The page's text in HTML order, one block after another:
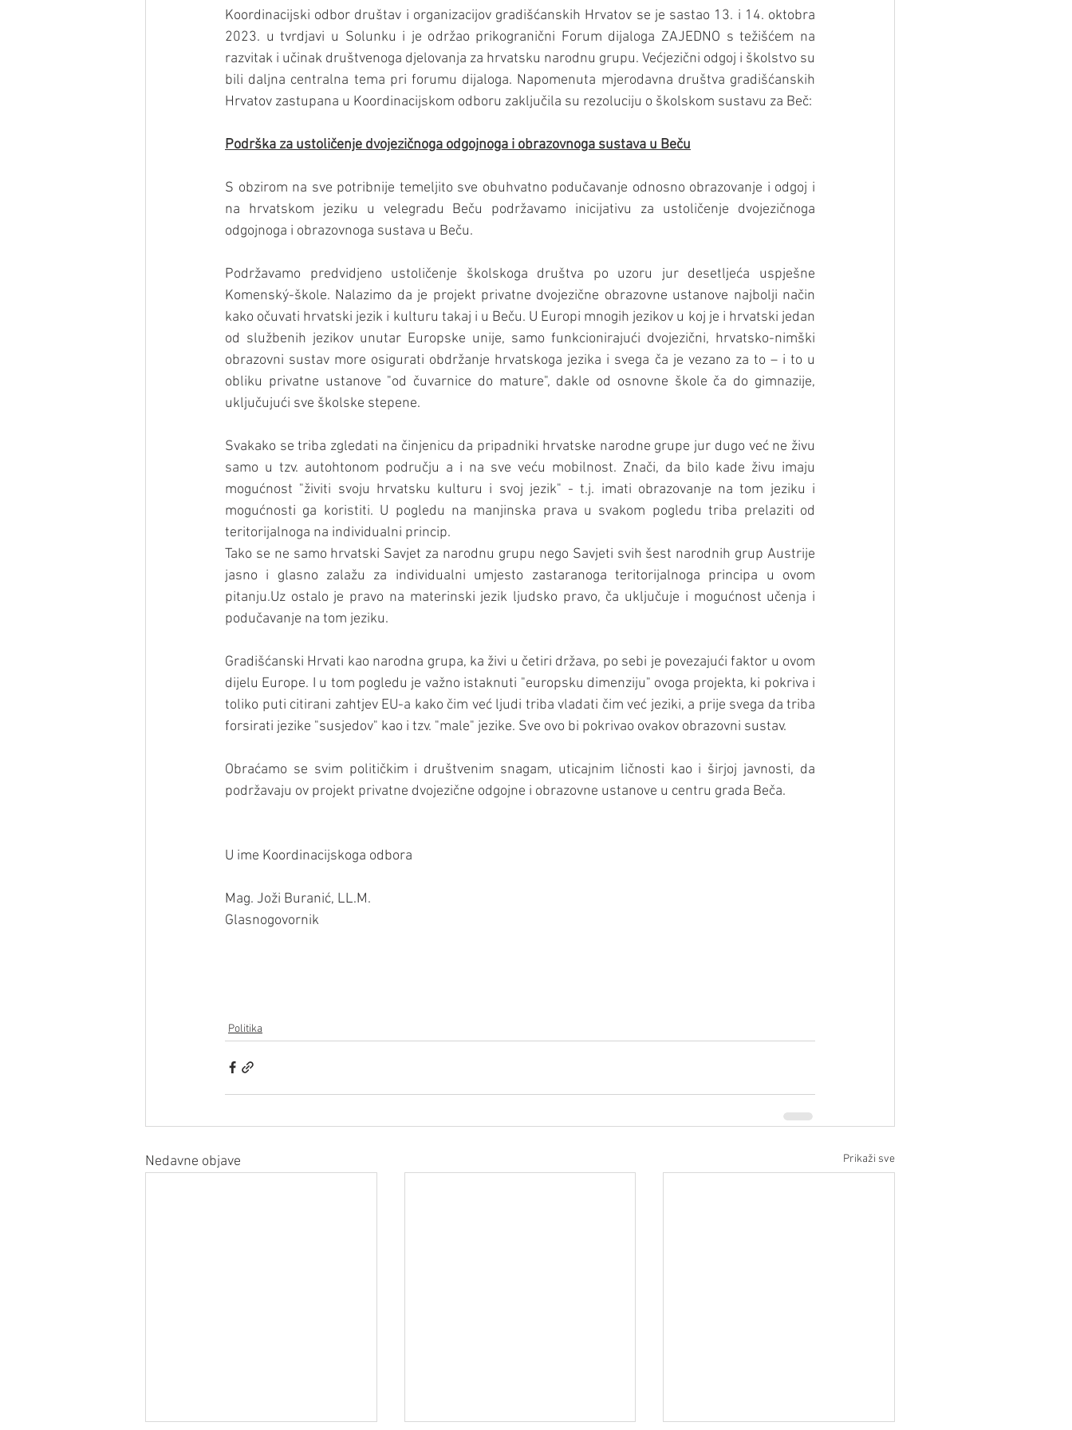
Koordinacijski odbor društav i organizacijov gradišćanskih Hrvatov se je sastao 13. i 14. oktobra
2023. u tvrdjavi u Solunku i je održao prikogranični Forum dijaloga ZAJEDNO s težišćem na
razvitak i učinak društvenoga djelovanja za hrvatsku narodnu grupu. Većjezični odgoj i školstvo su
bili daljna centralna tema pri forumu dijaloga. Napomenuta mjerodavna društva gradišćanskih
Hrvatov zastupana u Koordinacijskom odboru zaključila su rezoluciju o školskom sustavu za Beč:
Podrška za ustoličenje dvojezičnoga odgojnoga i obrazovnoga sustava u Beču
S obzirom na sve potribnije temeljito sve obuhvatno podučavanje odnosno obrazovanje i odgoj i
na hrvatskom jeziku u velegradu Beču podržavamo inicijativu za ustoličenje dvojezičnoga
odgojnoga i obrazovnoga sustava u Beču.
Podržavamo predvidjeno ustoličenje školskoga društva po uzoru jur desetljeća uspješne
Komenský-škole. Nalazimo da je projekt privatne dvojezične obrazovne ustanove najbolji način
kako očuvati hrvatski jezik i kulturu takaj i u Beču. U Europi mnogih jezikov u koj je i hrvatski jedan
od službenih jezikov unutar Europske unije, samo funkcionirajući dvojezični, hrvatsko-nimški
obrazovni sustav more osigurati obdržanje hrvatskoga jezika i svega ča je vezano za to – i to u
obliku privatne ustanove "od čuvarnice do mature", dakle od osnovne škole ča do gimnazije,
uključujući sve školske stepene.
Svakako se triba zgledati na činjenicu da pripadniki hrvatske narodne grupe jur dugo već ne živu
samo u tzv. autohtonom području a i na sve veću mobilnost. Znači, da bilo kade živu imaju
mogućnost "živiti svoju hrvatsku kulturu i svoj jezik" - t.j. imati obrazovanje na tom jeziku i
mogućnosti ga koristiti. U pogledu na manjinska prava u svakom pogledu triba prelaziti od
teritorijalnoga na individualni princip.
Tako se ne samo hrvatski Savjet za narodnu grupu nego Savjeti svih šest narodnih grup Austrije
jasno i glasno zalažu za individualni umjesto zastaranoga teritorijalnoga principa u ovom
pitanju.Uz ostalo je pravo na materinski jezik ljudsko pravo, ča uključuje i mogućnost učenja i
podučavanje na tom jeziku.
Gradišćanski Hrvati kao narodna grupa, ka živi u četiri država, po sebi je povezajući faktor u ovom
dijelu Europe. I u tom pogledu je važno istaknuti "europsku dimenziju" ovoga projekta, ki pokriva i
toliko puti citirani zahtjev EU-a kako čim već ljudi triba vladati čim već jeziki, a prije svega da triba
forsirati jezike "susjedov" kao i tzv. "male" jezike. Sve ovo bi pokrivao ovakov obrazovni sustav.
Obraćamo se svim političkim i društvenim snagam, uticajnim ličnosti kao i širjoj javnosti, da
podržavaju ov projekt privatne dvojezične odgojne i obrazovne ustanove u centru grada Beča.
U ime Koordinacijskoga odbora
Mag. Joži Buranić, LL.M.
Glasnogovornik
Politika
Nedavne objave Prikaži sve